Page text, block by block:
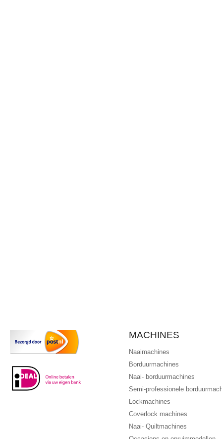
MACHINES
Naaimachines
Borduurmachines
Naai- borduurmachines
Semi-professionele
Lockmachines
Coverlock machines
Naai- Quiltmachines